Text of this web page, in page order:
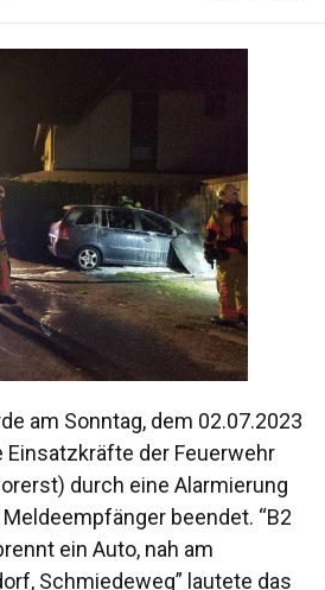
am Sonntag, dem 02.07.2023
Einsatzkräfte der Feuerwehr
durch eine Alarmierung
beendet. “B2
ein Auto, nah am
Schmiedeweg” lautete das